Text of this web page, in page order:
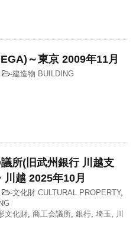
～東京 2009年11月
-建造物 BUILDING
所(旧武州銀行 川越支
川越 2025年10月
-文化財 CULTURAL PROPERTY,
文化財 商工会議所 銀行 埼玉
川